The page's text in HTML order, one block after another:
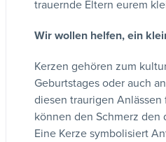
trauernde Eltern eurem
Wir wollen helfen, ein
Kerzen gehören zum
Geburtstages oder auch
diesen traurigen Anlässen
können den Schmerz
Eine Kerze symbolisiert